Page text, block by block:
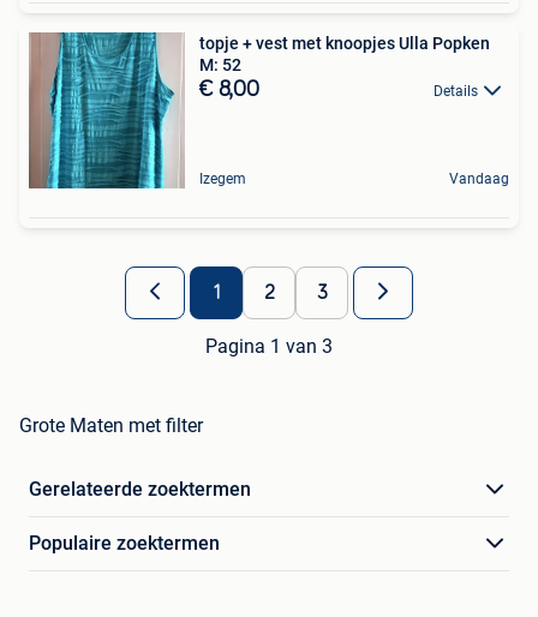
topje + vest met knoopjes Ulla Popken
M: 52
€ 8,00 Details
Izegem Vandaag
1 2 3
Pagina 1 van 3
Grote Maten met filter
Gerelateerde zoektermen
Populaire zoektermen